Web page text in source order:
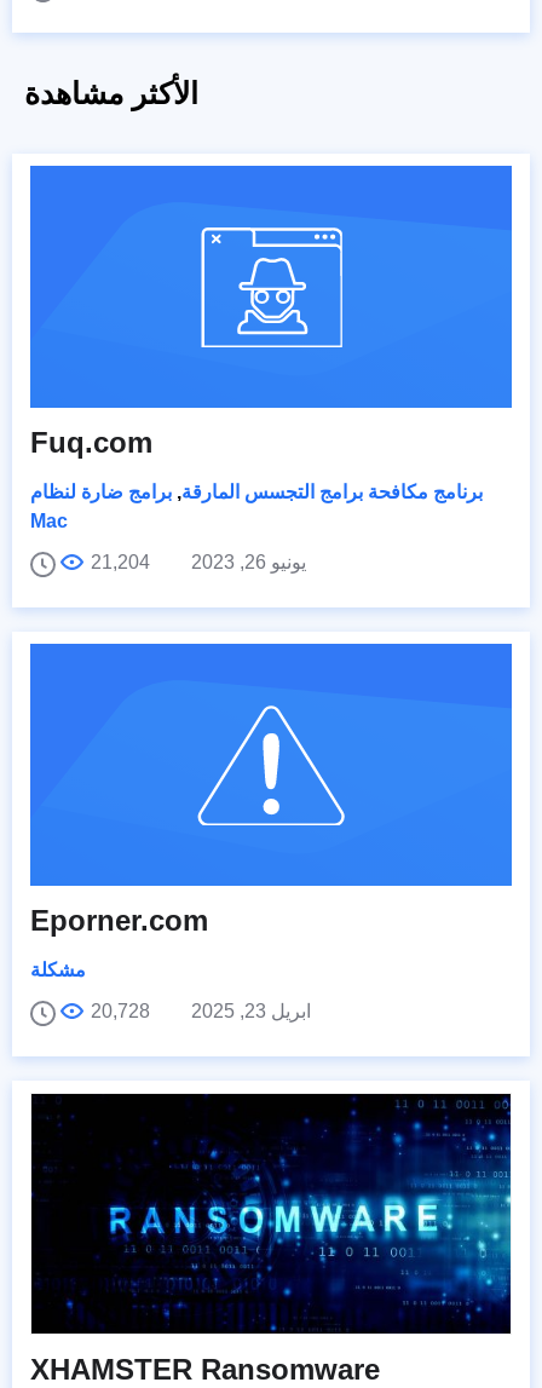
الأكثر مشاهدة
Fuq.com
برنامج مكافحة برامج التجسس المارقة, برامج ضارة لنظام
Mac
يونيو 26, 2023
21,204
Eporner.com
مشكلة
ابريل 23, 2025
20,728
XHAMSTER Ransomware